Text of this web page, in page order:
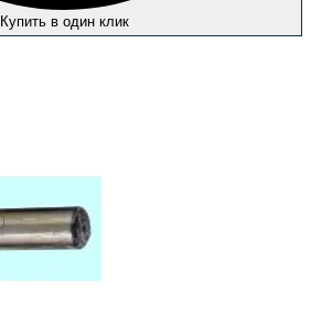
Купить в один клик